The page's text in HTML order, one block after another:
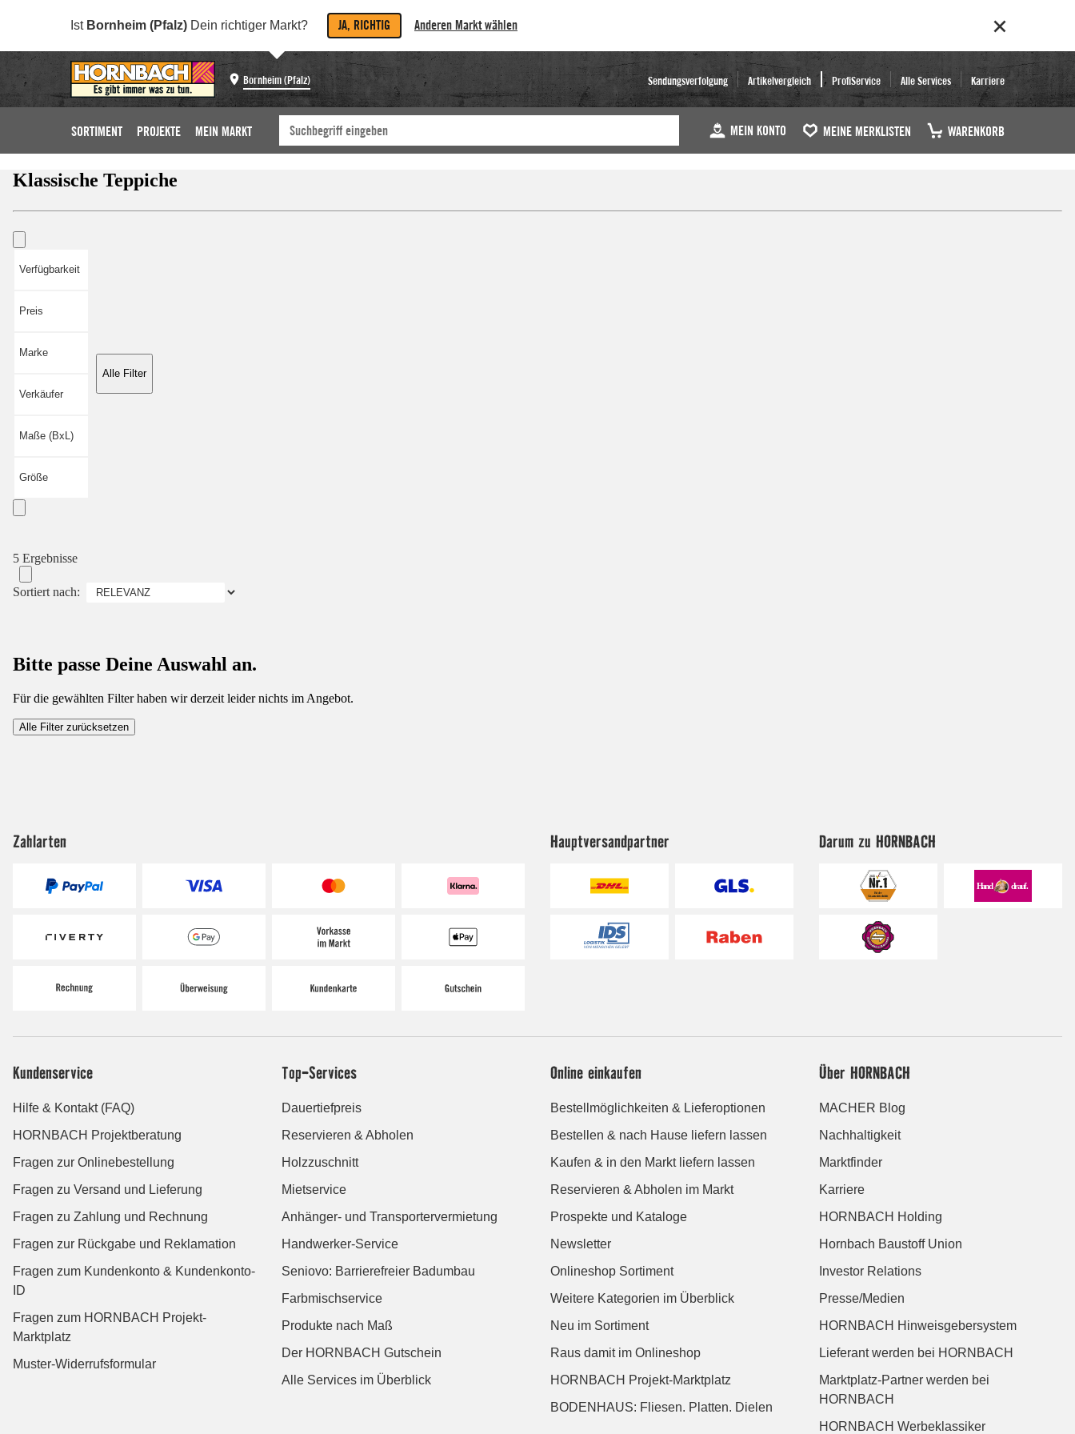
Ist Bornheim (Pfalz) Dein richtiger Markt? JA, RICHTIG Anderen Markt wählen
Bornheim (Pfalz) Sendungsverfolgung Artikelvergleich ProfiService Alle Services Karriere
SORTIMENT PROJEKTE MEIN MARKT MEIN KONTO MEINE MERKLISTEN WARENKORB
Klassische Teppiche
Verfügbarkeit
Preis
Marke
Verkäufer
Maße (BxL)
Größe
Alle Filter
5 Ergebnisse
Sortiert nach:
Bitte passe Deine Auswahl an.
Für die gewählten Filter haben wir derzeit leider nichts im Angebot.
Alle Filter zurücksetzen
Zahlarten Hauptversandpartner Darum zu HORNBACH
Kundenservice
Hilfe & Kontakt (FAQ)
HORNBACH Projektberatung
Fragen zur Onlinebestellung
Fragen zu Versand und Lieferung
Fragen zu Zahlung und Rechnung
Fragen zur Rückgabe und Reklamation
Fragen zum Kundenkonto & Kundenkonto-
ID
Fragen zum HORNBACH Projekt-
Marktplatz
Muster-Widerrufsformular
Top-Services
Dauertiefpreis
Reservieren & Abholen
Holzzuschnitt
Mietservice
Anhänger- und Transportervermietung
Handwerker-Service
Seniovo: Barrierefreier Badumbau
Farbmischservice
Produkte nach Maß
Der HORNBACH Gutschein
Alle Services im Überblick
Online einkaufen
Bestellmöglichkeiten & Lieferoptionen
Bestellen & nach Hause liefern lassen
Kaufen & in den Markt liefern lassen
Reservieren & Abholen im Markt
Prospekte und Kataloge
Newsletter
Onlineshop Sortiment
Weitere Kategorien im Überblick
Neu im Sortiment
Raus damit im Onlineshop
HORNBACH Projekt-Marktplatz
BODENHAUS: Fliesen. Platten. Dielen
Über HORNBACH
MACHER Blog
Nachhaltigkeit
Marktfinder
Karriere
HORNBACH Holding
Hornbach Baustoff Union
Investor Relations
Presse/Medien
HORNBACH Hinweisgebersystem
Lieferant werden bei HORNBACH
Marktplatz-Partner werden bei
HORNBACH
HORNBACH Werbeklassiker